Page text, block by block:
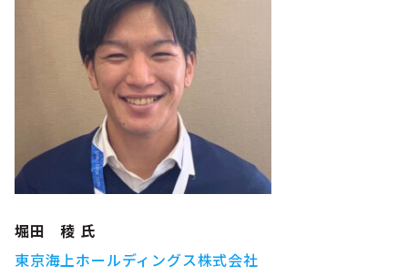
堀田 稜 氏
東京海上ホールディングス株式会社